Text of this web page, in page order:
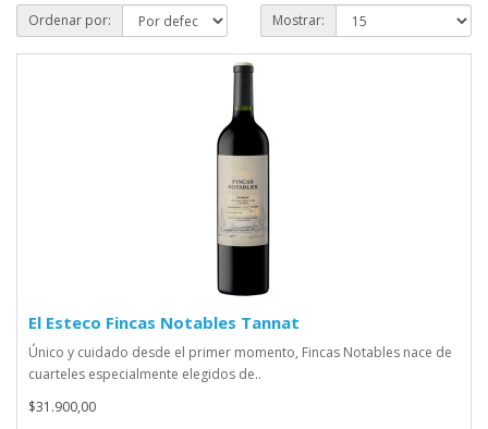
Ordenar por: Mostrar:
El Esteco Fincas Notables Tannat
Único y cuidado desde el primer momento, Fincas Notables nace de
cuarteles especialmente elegidos de..
$31.900,00